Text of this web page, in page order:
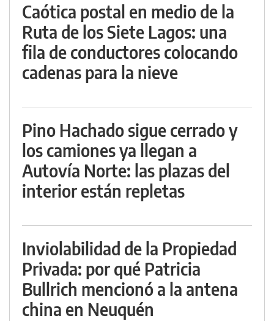
Caótica postal en medio de la
Ruta de los Siete Lagos: una
fila de conductores colocando
cadenas para la nieve
Pino Hachado sigue cerrado y
los camiones ya llegan a
Autovía Norte: las plazas del
interior están repletas
Inviolabilidad de la Propiedad
Privada: por qué Patricia
Bullrich mencionó a la antena
china en Neuquén